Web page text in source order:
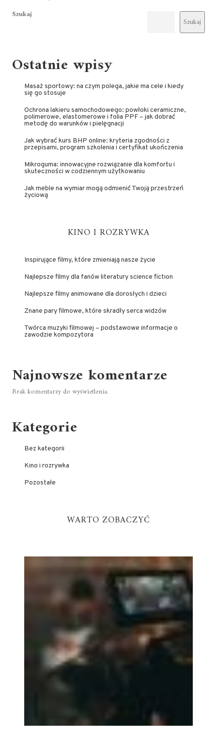
Szukaj
Szukaj
Ostatnie wpisy
Masaż sportowy: na czym polega, jakie ma cele i kiedy
się go stosuje
Ochrona lakieru samochodowego: powłoki ceramiczne,
polimerowe, elastomerowe i folia PPF – jak dobrać
metodę do warunków i pielęgnacji
Jak wybrać kurs BHP online: kryteria zgodności z
przepisami, program szkolenia i certyfikat ukończenia
Mikroguma: innowacyjne rozwiązanie dla komfortu i
skuteczności w codziennym użytkowaniu
Jak meble na wymiar mogą odmienić Twoją przestrzeń
życiową
KINO I ROZRYWKA
Inspirujące filmy, które zmieniają nasze życie
Najlepsze filmy dla fanów literatury science fiction
Najlepsze filmy animowane dla dorosłych i dzieci
Znane pary filmowe, które skradły serca widzów
Twórca muzyki filmowej – podstawowe informacje o
zawodzie kompozytora
Najnowsze komentarze
Brak komentarzy do wyświetlenia.
Kategorie
Bez kategorii
Kino i rozrywka
Pozostałe
WARTO ZOBACZYĆ